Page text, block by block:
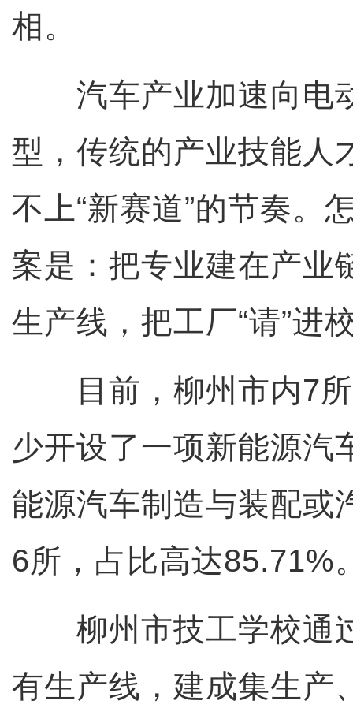
相。
汽车产业加速向电
型，传统的产业技能人
不上“新赛道”的节奏。
案是：把专业建在产业
生产线，把工厂“请”进
目前，柳州市内7所
少开设了一项新能源汽
能源汽车制造与装配或
6所，占比高达85.71%
柳州市技工学校通
有生产线，建成集生产